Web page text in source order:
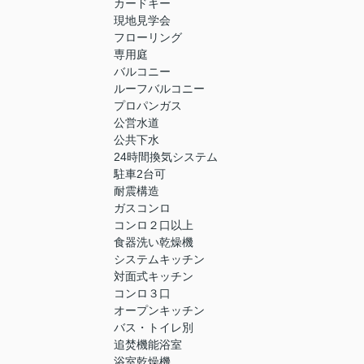
カードキー
現地見学会
フローリング
専用庭
バルコニー
ルーフバルコニー
プロパンガス
公営水道
公共下水
24時間換気システム
駐車2台可
耐震構造
ガスコンロ
コンロ２口以上
食器洗い乾燥機
システムキッチン
対面式キッチン
コンロ３口
オープンキッチン
バス・トイレ別
追焚機能浴室